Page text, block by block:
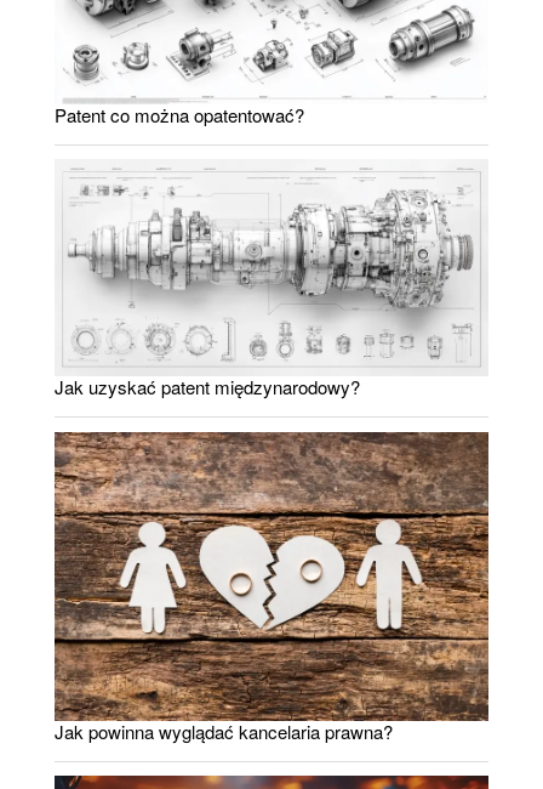
Patent co można opatentować?
Jak uzyskać patent międzynarodowy?
Jak powinna wyglądać kancelaria prawna?